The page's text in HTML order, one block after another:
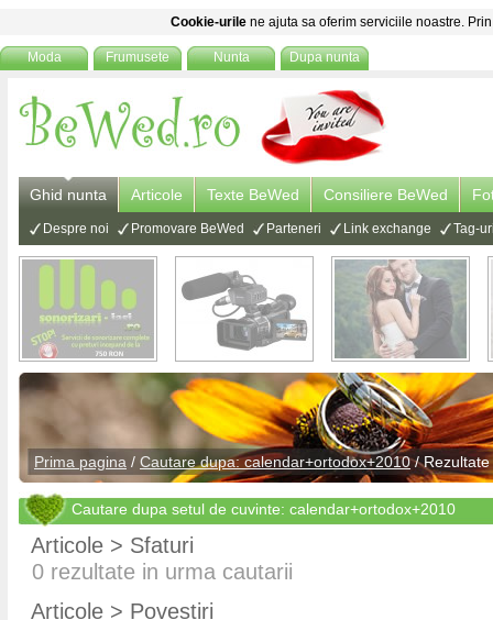
Cookie-urile ne ajuta sa oferim serviciile noastre.
Moda Frumusete Nunta Dupa nunta
Ghid nunta Articole Texte BeWed Consiliere BeWed
Despre noi Promovare BeWed Parteneri Link exchange Tag-
Prima pagina / Cautare dupa: calendar+ortodox+2010/ Rezultate
Cautare dupa setul de cuvinte: calendar+ortodox+2010
Articole > Sfaturi
0 rezultate in urma cautarii
Articole > Povestiri